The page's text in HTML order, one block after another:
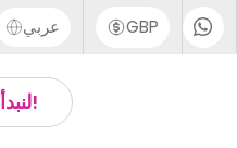
UK - +44 (0) 20 3871 8666
GBP عربي
Arabic
!لنبدأ